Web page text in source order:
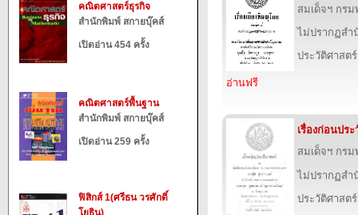
คณิตศาสตร์ธุรกิจ
สำนักพิมพ์ สกายบุ๊คส์
เปิดอ่าน 454 ครั้ง
คณิตศาสตร์พื้นฐาน
สำนักพิมพ์ สกายบุ๊คส์
เปิดอ่าน 259 ครั้ง
ฟิสิกส์ 1(ศรีธน วรศักดิ์
โยธิน)
สมเด็จฯ กร
ไม่ปรากฏส
ประวัติศาสต
อ่านฟรี
เรื่องก่อนปร
สมเด็จฯ กร
ไม่ปรากฏส
ประวัติศาสต